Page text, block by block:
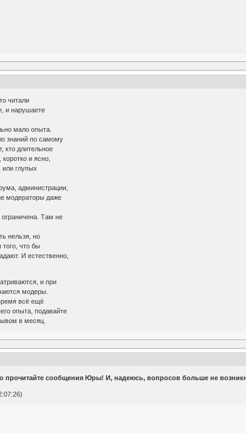
читали
и нарушаете
мало опыта.
знаний по самому
кто длительное
и ясно,
глупых
администрации,
модераторы даже
Там не
нельзя, но
того, что бы
И естественно,
и при
модеры.
всё ещё
опыта, подавайте
в месяц.
прочитайте сообщения Юры! И, надеюсь, вопросов больше не